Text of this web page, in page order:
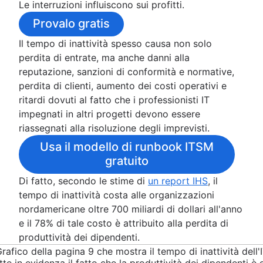
risorse umane
Governance dei dati
Modello di erogazione del servizio
per le risorse umane
Gestione delle conoscenze delle
risorse umane
Automazione del flusso di lavoro
delle Risorse umane
Personalizzazione di Jira Service Management
Transizione dal supporto via e-mail
Catalogo dei servizi
Che cos'è un assistente virtuale
Supporto IT
Portale dei servizi IT
Sistema di gestione dei ticket IT
Service request process
Best practice
Responsabile della gestione dell'imprevisto
Aviazione
Ruoli e responsabilità
Ciclo di vita
Playbook
Livelli di assistenza IT
Panoramica
Programmi di reperibilità
Retribuzione per reperibilità
Stress da avvisi
Miglioramento del servizio di reperibilità
Avvisi IT
Criteri di escalation
Strumenti
Gestione delle crisi
Modello
Panoramica
Modelli del percorso di escalation
KPI
Panoramica
Metriche comuni
Livelli di gravità
Costo del tempo di inattività
SLA, SLO e SLI a confronto
Budget di errore
Confronto tra affidabilità e disponibilità
MTTF (tempo medio al verificarsi di un
DevOps
Panoramica
SRE
You Build It, You Run It
Gestione dei problemi e gestione degli
imprevisti a confronto
ChatOps
ITSM
Panoramica
Gestione degli imprevisti gravi
Gestione degli imprevisti IT
Gestione moderna degli imprevisti per le
operazioni IT
Come sviluppare un piano di ripristino di
emergenza del reparto IT
Esempi di piani di ripristino di emergenza
Best practice per il monitoraggio dei bug
Analisi retrospettiva
Le interruzioni influiscono sui profitti.
Provalo gratis
Il tempo di inattività spesso causa non solo
perdita di entrate, ma anche danni alla
reputazione, sanzioni di conformità e normative,
perdita di clienti, aumento dei costi operativi e
ritardi dovuti al fatto che i professionisti IT
impegnati in altri progetti devono essere
riassegnati alla risoluzione degli imprevisti.
Usa il modello di runbook ITSM
gratuito
Di fatto, secondo le stime di un report IHS, il
tempo di inattività costa alle organizzazioni
nordamericane oltre 700 miliardi di dollari all'anno
e il 78% di tale costo è attribuito alla perdita di
produttività dei dipendenti.